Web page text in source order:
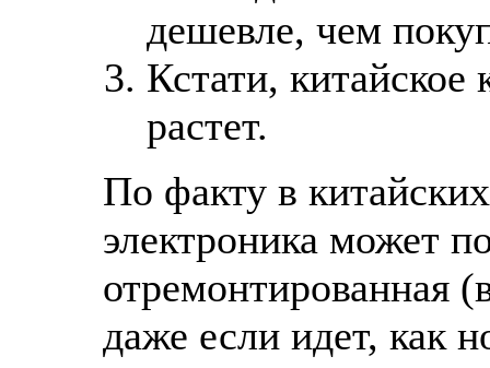
дешевле, чем
Кстати, китайское
растет.
По факту в
электроника может
отремонтированная
даже если идет, как